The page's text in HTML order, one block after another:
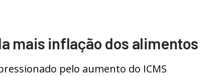
mais inflação dos alimentos
pelo aumento do ICMS